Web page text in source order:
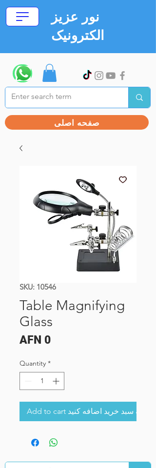
نور عزیز
الکترونیک
صفحه اصلی
SKU: 10546
Table Magnifying
Glass
AFN 0Price
Quantity *
Add to cart به سبد خرید اضافه کنید